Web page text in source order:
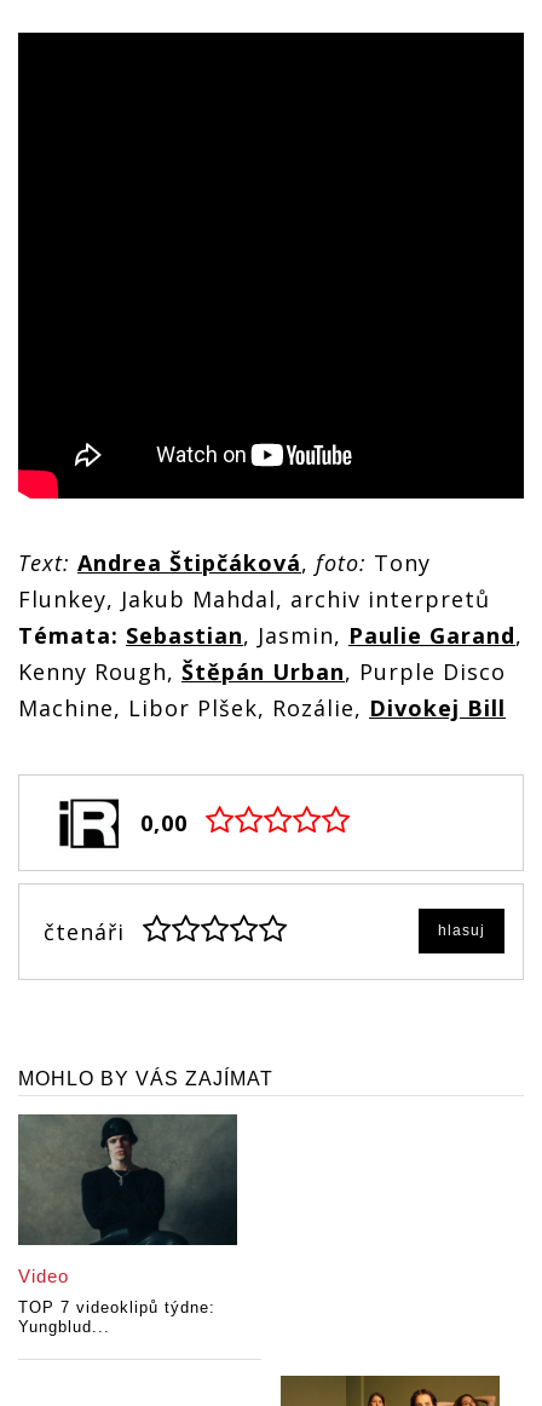
Text: Andrea Štipčáková, foto: Tony
Flunkey, Jakub Mahdal, archiv interpretů
Témata: Sebastian, Jasmin, Paulie Garand,
Kenny Rough, Štěpán Urban, Purple Disco
Machine, Libor Plšek, Rozálie, Divokej Bill
0,00
čtenáři hlasuj
MOHLO BY VÁS ZAJÍMAT
Video
TOP 7 videoklipů týdne:
Yungblud...